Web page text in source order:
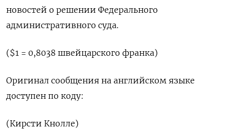
новостей о решении Федерального
административного суда.
($1 = 0,8038 швейцарского франка)
Оригинал сообщения на английском языке
доступен по коду:
(Кирсти Кнолле)